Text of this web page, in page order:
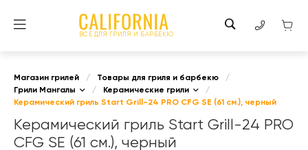
ВСЕ ДЛЯ ГРИЛЯ И БАРБЕКЮ
Магазин грилей / Товары для гриля и барбекю
/
Грили Мангалы
/ Керамические грили
/
Керамический гриль Start Grill-24 PRO CFG SE (61 см.), черный
Керамический гриль Start Grill-24 PRO
CFG SE (61 см.), черный